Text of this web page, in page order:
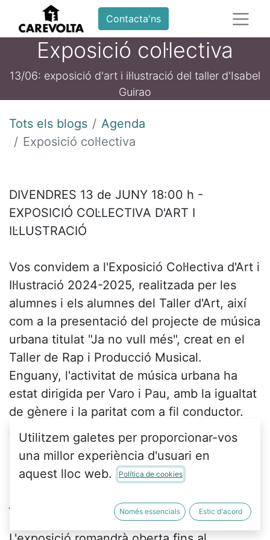
Contacta'ns
Exposició col·lectiva
13/06: exposició d'art i il·lustració del taller d'Isabel
Guirao
Tots els blogs
Agenda
Exposició col·lectiva
DIVENDRES 13 de JUNY 18:00 h -
EXPOSICIÓ COL·LECTIVA D'ART I
IL·LUSTRACIÓ
Vos convidem a l'Exposició Col·lectiva d'Art i
Il·lustració 2024-2025, realitzada per les
alumnes i els alumnes del Taller d'Art, així
com a la presentació del projecte de música
urbana titulat "Ja no vull més", creat en el
Taller de Rap i Producció Musical.
Enguany, l'activitat de música urbana ha
estat dirigida per Varo i Pau, amb la igualtat
de gènere i la paritat com a fil conductor.
Aquesta experiència artística ha fomentat la
creativitat, el pensament crític i el treball en
equip entre els nostres joves.
La inauguració tindrà lloc el divendres 13 de
juny a les 18.00 h a Ca Revolta (C/ Santa
Teresa, 10, València).
Utilitzem galetes per proporcionar-vos
una millor experiència d'usuari en
aquest lloc web.
Política de cookies
Només essencials Estic d'acord